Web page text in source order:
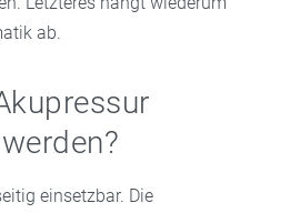
ab.
einsetzbar. Die